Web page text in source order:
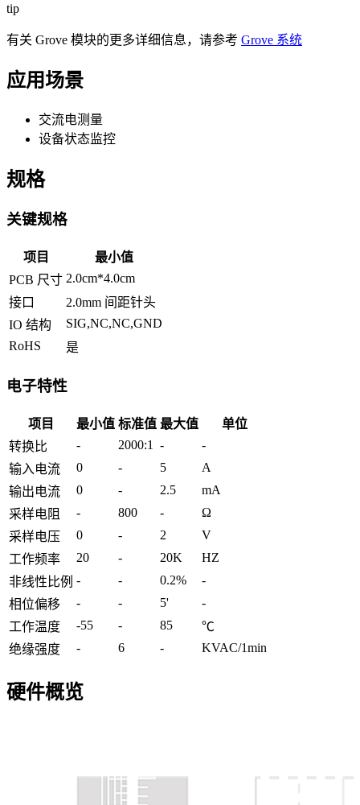
tip
有关 Grove 模块的更多详细信息，请参考 Grove 系统
应用场景
交流电测量
设备状态监控
规格
关键规格
项目
最小值
PCB 尺寸 2.0cm*4.0cm
接口
2.0mm 间距针头
IO 结构
SIG,NC,NC,GND
RoHS
是
电子特性
项目 最小值 标准值 最大值
单位
转换比
- 2000:1 -
-
输入电流
0 - 5
A
输出电流
0 - 2.5
mA
采样电阻
- 800 -
Ω
采样电压
0 - 2
V
工作频率
20 - 20K
HZ
非线性比例 - - 0.2%
-
相位偏移
- - 5'
-
工作温度
-55 - 85
℃
绝缘强度
- 6 - KVAC/1min
硬件概览